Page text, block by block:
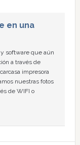
en una
software que aún
a través de
impresora
nuestras fotos
de WIFI o